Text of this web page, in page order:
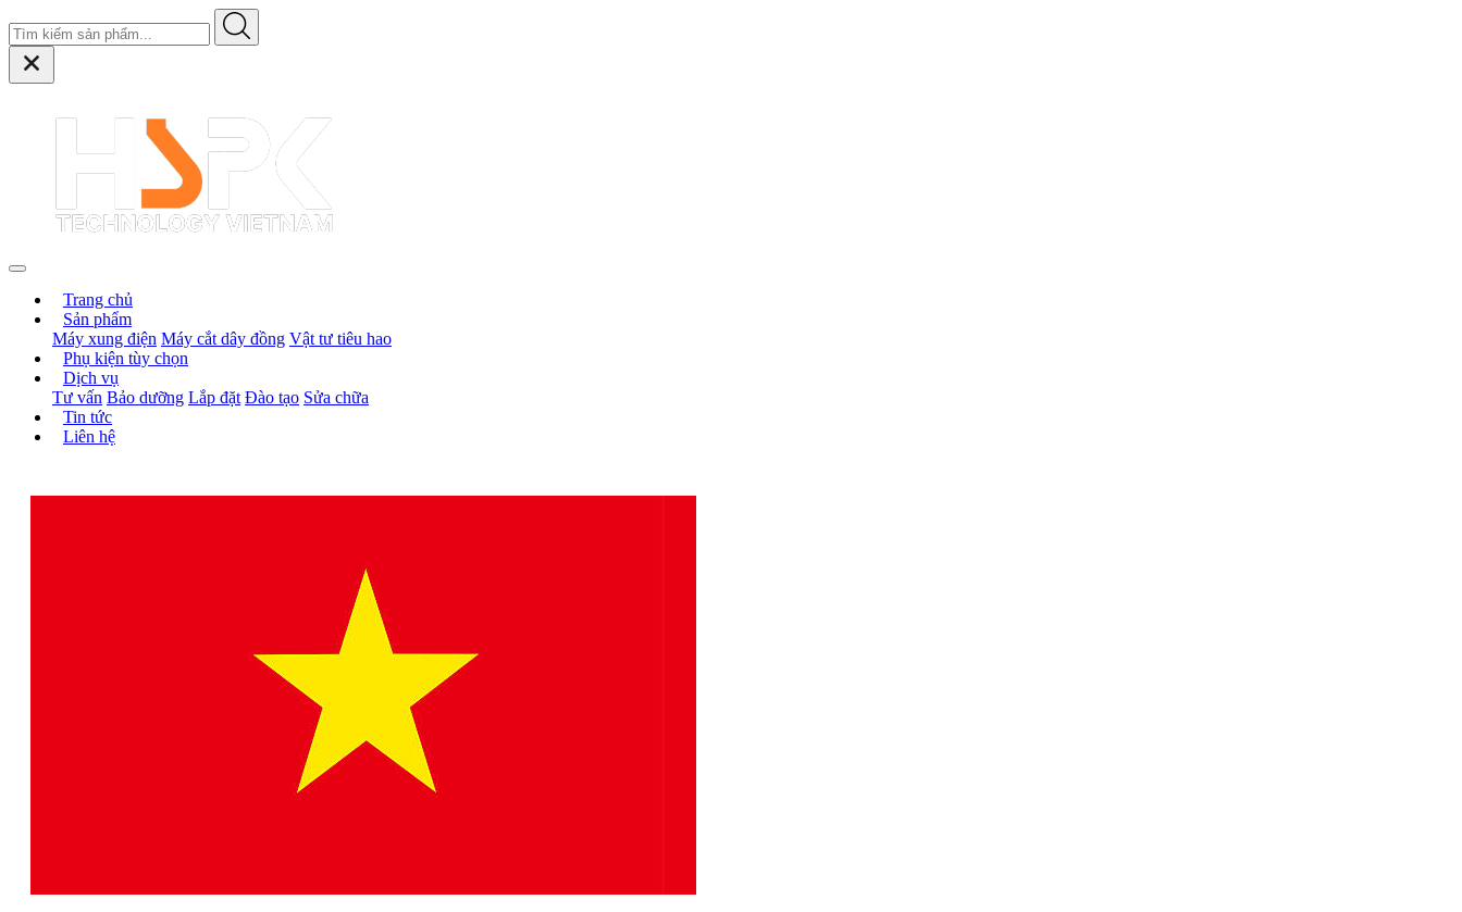
Trang chủ
Sản phẩm
Máy xung điện Máy cắt dây đồng Vật tư tiêu hao
Phụ kiện tùy chọn
Dịch vụ
Tư vấn Bảo dưỡng Lắp đặt Đào tạo Sửa chữa
Tin tức
Liên hệ